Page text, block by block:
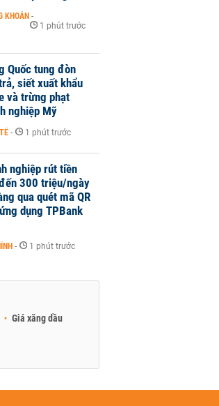
KHOÁN -
1 phút trước
Quốc tung đòn
siết xuất khẩu
và trừng phạt
nghiệp Mỹ
- 1 phút trước
nghiệp rút tiền
300 triệu/ngày
qua quét mã QR
dụng TPBank
- 1 phút trước
Giá xăng dầu